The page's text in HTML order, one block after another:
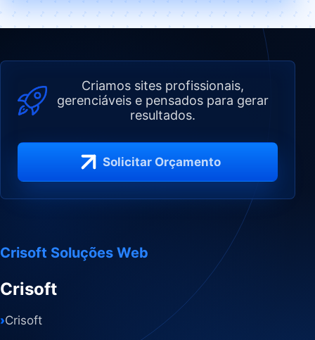
Criamos sites profissionais,
gerenciáveis e pensados para gerar
resultados.
Solicitar Orçamento
Crisoft Soluções Web
Crisoft
›Crisoft